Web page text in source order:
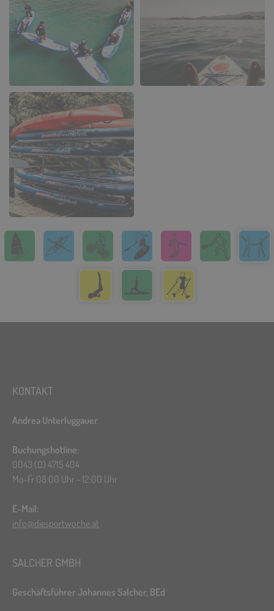
KONTAKT
Andrea Unterluggauer
Buchungshotline:
0043 (0) 4715 404
Mo-Fr 08:00 Uhr - 12:00 Uhr
E-Mail:
info@diesportwoche.at
SALCHER GMBH
Geschäftsführer Johannes Salcher, BEd